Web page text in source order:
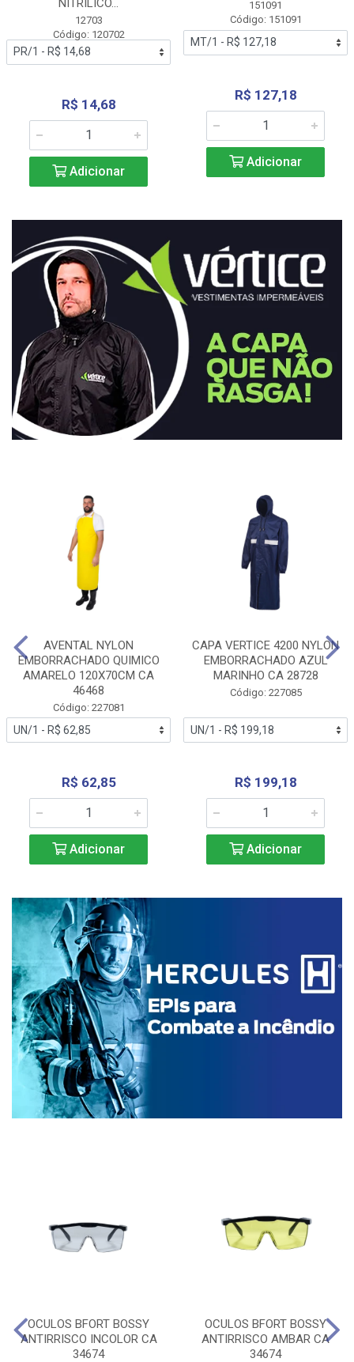
NITRÍLICO...
12703
Código: 120702
R$ 14,68
Adicionar
151091
Código: 151091
R$ 127,18
Adicionar
AVENTAL NYLON
EMBORRACHADO QUIMICO
AMARELO 120X70CM CA
46468
Código: 227081
R$ 62,85
Adicionar
CAPA VERTICE 4200 NYLON
EMBORRACHADO AZUL
MARINHO CA 28728
Código: 227085
R$ 199,18
Adicionar
OCULOS BFORT BOSSY
ANTIRRISCO INCOLOR CA
34674
OCULOS BFORT BOSSY
ANTIRRISCO AMBAR CA
34674